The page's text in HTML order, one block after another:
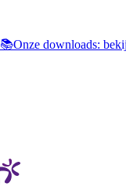
📚Onze downloads: